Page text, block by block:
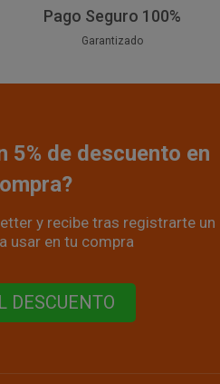
Pago Seguro 100%
Garantizado
5% de descuento en
y recibe tras registrarte un
usar en tu compra
DESCUENTO